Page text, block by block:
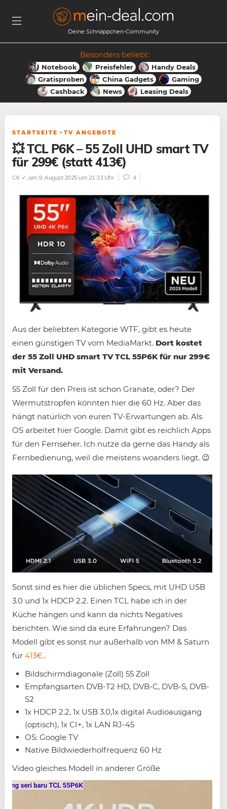
Deine Schnäppchen-Community
Besonders beliebt:
Notebook Preisfehler
Handy Deals
Gratisproben
China Gadgets
Gaming
Cashback
News Leasing Deals
STARTSEITE > TV ANGEBOTE
💥 TCL P6K – 55 Zoll UHD smart TV
für 299€ (statt 413€)
CK ✓, am 9. August 2025 um 21:33 Uhr 4
Aus der beliebten Kategorie WTF, gibt es heute
einen günstigen TV vom MediaMarkt. Dort kostet
der 55 Zoll UHD smart TV TCL 55P6K für nur 299€
mit Versand.
55 Zoll für den Preis ist schon Granate, oder? Der
Wermutstropfen könnten hier die 60 Hz. Aber das
hängt natürlich von euren TV-Erwartungen ab. Als
OS arbeitet hier Google. Damit gibt es reichlich Apps
für den Fernseher. Ich nutze da gerne das Handy als
Fernbedienung, weil die meistens woanders liegt. 😉
Sonst sind es hier die üblichen Specs, mit UHD USB
3.0 und 1x HDCP 2.2. Einen TCL habe ich in der
Küche hängen und kann da nichts Negatives
berichten. Wie sind da eure Erfahrungen? Das
Modell gibt es sonst nur außerhalb von MM & Saturn
für 413€..
Bildschirmdiagonale (Zoll) 55 Zoll
Empfangsarten DVB-T2 HD, DVB-C, DVB-S, DVB-
S2
1x HDCP 2.2, 1x USB 3.0,1x digital Audioausgang
(optisch), 1x CI+, 1x LAN RJ-45
OS: Google TV
Native Bildwiederholfrequenz 60 Hz
Video gleiches Modell in anderer Größe